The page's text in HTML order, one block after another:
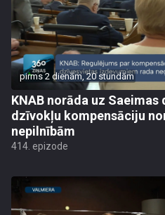
pirms 2 dienām, 20 stundām
KNAB norāda uz
dzīvokļu kompensāciju
nepilnībām
414. epizode